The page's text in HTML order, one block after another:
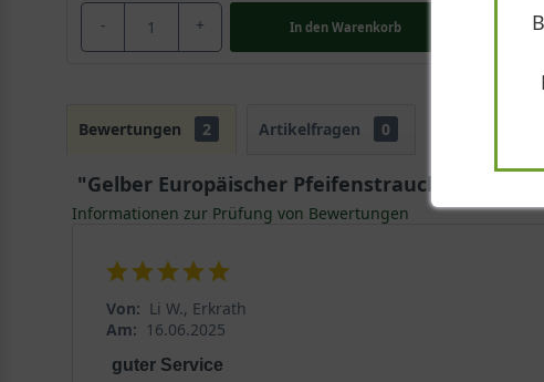
- + In den Warenkorb
Bewertungen 2 Artikelfragen 0
"Gelber Europäischer Pfeifenstrauch /
Informationen zur Prüfung von Bewertungen
Von: Li W., Erkrath
Am: 16.06.2025
guter Service